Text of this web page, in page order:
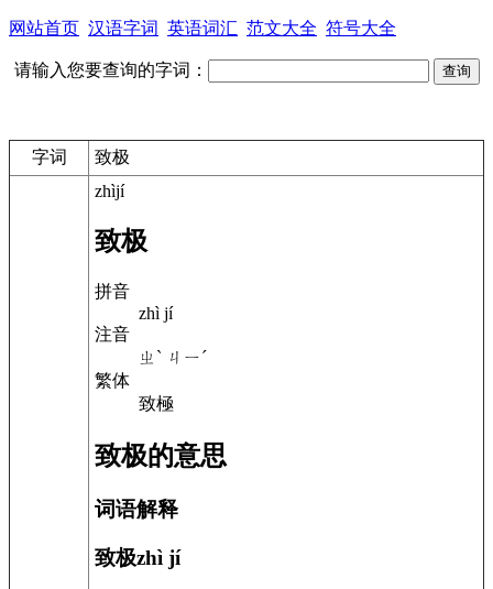
网站首页 汉语字词 英语词汇 范文大全 符号大全
请输入您要查询的字词：
字词 致极
zhìjí
致极
拼音
zhì jí
注音
ㄓˋ ㄐㄧˊ
繁体
致極
致极的意思
词语解释
致极zhì jí